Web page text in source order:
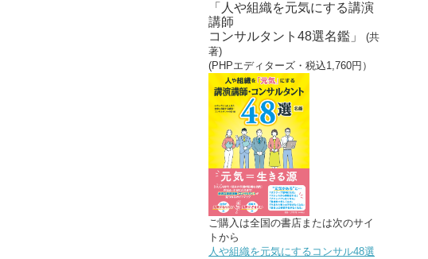
「人や組織を元気にする講演
講師
コンサルタント48選名鑑」 (共
著)
(PHPエディターズ・税込1,760円）
ご購入は全国の書店または次のサイ
トから
人や組織を元気にするコンサル48選